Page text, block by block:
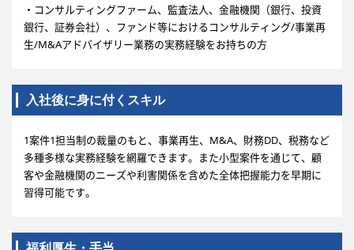
・コンサルティングファーム、監査法人、金融機関（銀行、投資
銀行、証券会社）、ファンド等におけるコンサルティング/事業再
生/M&Aアドバイザリー業務の実務経験をお持ちの方
入社後に身に付くスキル
1案件1担当制の裁量のもと、事業再生、M&A、財務DD、税務など
多種多様な実務経験を網羅できます。また小型案件を通じて、顧
客や金融機関のニーズや利害関係を含めた全体把握能力を早期に
習得可能です。